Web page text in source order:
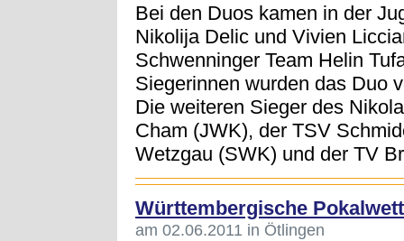
Bei den Duos kamen in der
Nikolija Delic und Vivien
Schwenninger Team Helin
Siegerinnen wurden das Duo
Die weiteren Sieger des
Cham (JWK), der TSV
Wetzgau (SWK) und der TV
Württembergische
am 02.06.2011 in Ötlingen